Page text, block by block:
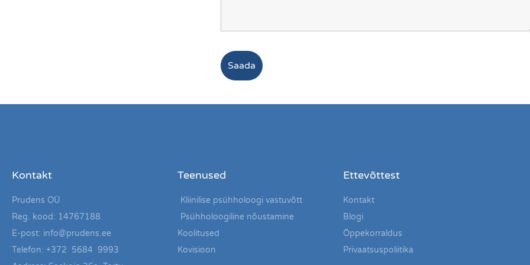
Kontakt
Prudens OÜ
Reg. kood: 14767188
E-post: info@prudens.ee
Telefon: +372 5684 9993
Teenused
Kliinilise psühholoogi vastuvõtt
Psühholoogiline nõustamine
Koolitused
Kovisioon
Ettevõttest
Kontakt
Blogi
Õppekorraldus
Privaatsuspoliitika